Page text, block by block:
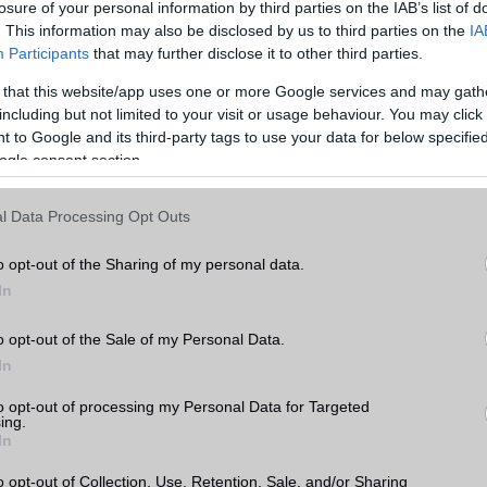
of your personal information by third parties on the IAB’s list of
This information may also be disclosed by us to third parties on the
Participants that may further disclose it to other third parties.
that this website/app uses one or more Google services and may
but not limited to your visit or usage behaviour. You may
to Google and its third-party tags to use your data for below
consent section.
Data Processing Opt Outs
opt-out of the Sharing of my personal data.
opt-out of the Sale of my Personal Data.
opt-out of processing my Personal Data for Targeted
opt-out of Collection, Use, Retention, Sale, and/or Sharing
előtt érdemes átgondolni, hogy mire is használnánk a készüléket. Ha
akkor például fontos lehet a nagy kijelző és a hosszú akkumulátor-
érdekel, hogy a legújabb és legjobb kamerával rendelkező készüléket szeretnéd,
amikor két mobiltelefont hasonlítunk össze, az ár. A mobiltelefonok széles
fontos, hogy az árakat összehasonlítsuk, és kiválasszuk a legjobb értéket
figyelembe kell vennünk a készülék belső hardverét, amely befolyásolja a
az egyik legfontosabb tényező, amikor egy mobiltelefont választunk. Az
azok számára, akik sokat utaznak, vagy sok időt töltenek el útközben. Az
és az energiatakarékos funkcióknak köszönhetően egyes készülékek
nagyon fontos tényező. A készülékek operációs rendszere befolyásolja a
iOS rendszerrel rendelkező készülékek szigorúbb biztonsági szabályokkal